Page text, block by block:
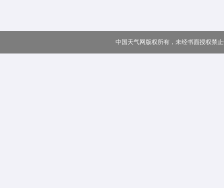
中国天气网版权所有，未经书面授权